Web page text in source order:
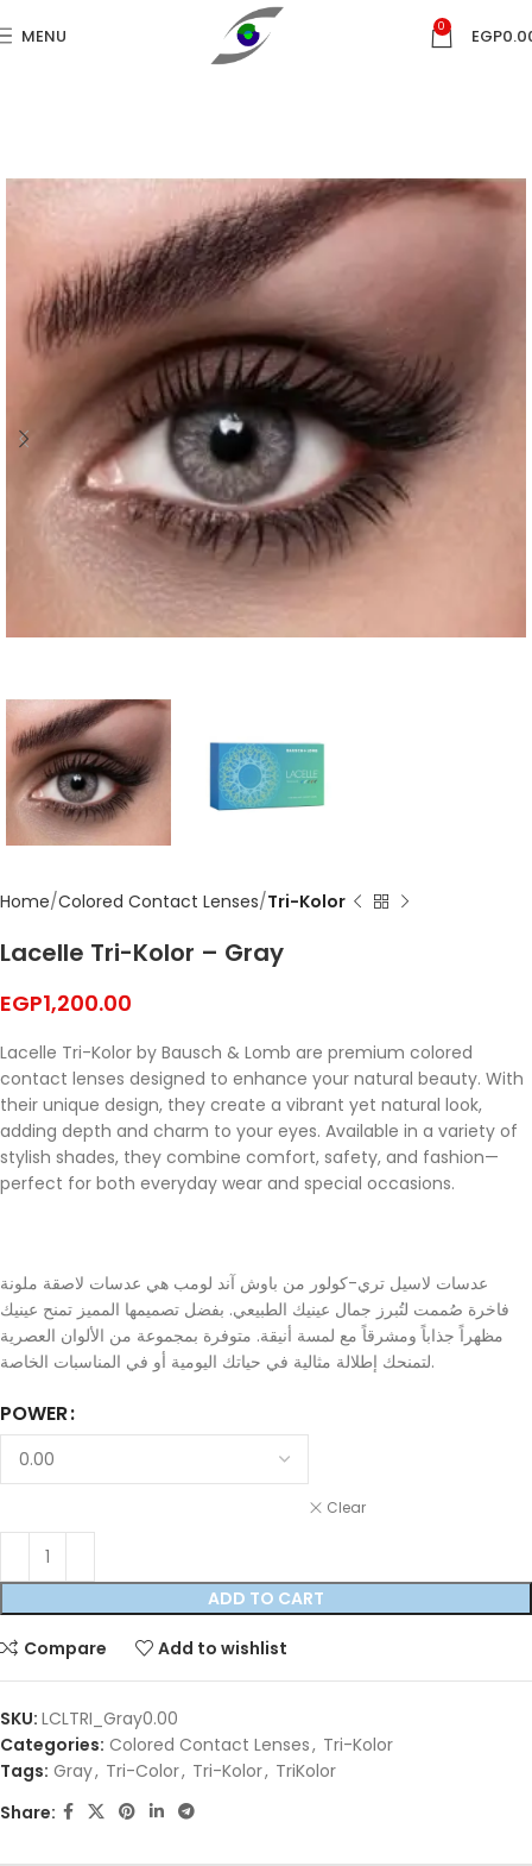
MENU 0 EGP
Home Colored Contact Lenses Tri-Kolor
Lacelle Tri-Kolor – Gray
EGP1,200.00
Lacelle Tri-Kolor by Bausch & Lomb are premium colored
contact lenses designed to enhance your natural beauty. With
their unique design, they create a vibrant yet natural look,
adding depth and charm to your eyes. Available in a variety of
stylish shades, they combine comfort, safety, and fashion—
perfect for both everyday wear and special occasions.
عدسات لاسيل تري-كولور من باوش آند لومب هي عدسات لاصقة ملونة
فاخرة صُممت لتُبرز جمال عينيك الطبيعي. بفضل تصميمها المميز تمنح عينيك
مظهراً جذاباً ومشرقاً مع لمسة أنيقة. متوفرة بمجموعة من الألوان العصرية
لتمنحك إطلالة مثالية في حياتك اليومية أو في المناسبات الخاصة.
POWER
Clear
ADD TO CART
Compare Add to wishlist
SKU: LCLTRI_Gray0.00
Categories: Colored Contact Lenses, Tri-Kolor
Tags: Gray, Tri-Color, Tri-Kolor, TriKolor
Share: